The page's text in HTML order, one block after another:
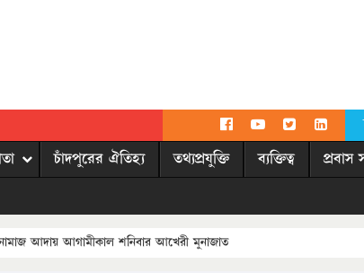
চাঁদপুরের ঐতিহ্য তথ্যপ্রযুক্তি ব্যক্তিত্ব প্রবাস
আদায় আগামীকাল শনিবার আখেরী মুনাজাত